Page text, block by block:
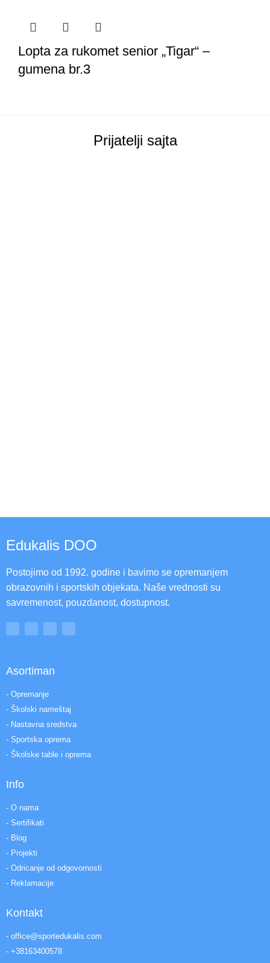
Lopta za rukomet senior „Tigar“ –
gumena br.3
Prijatelji sajta
Edukalis DOO
Postojimo od 1992. godine i bavimo se opremanjem
obrazovnih i sportskih objekata. Naše vrednosti su
savremenost, pouzdanost, dostupnost.
Asortiman
- Opremanje
- Školski nameštaj
- Nastavna sredstva
- Sportska oprema
- Školske table i oprema
Info
- O nama
- Sertifikati
- Blog
- Projekti
- Odricanje od odgovornosti
- Reklamacije
Kontakt
- office@sportedukalis.com
- +38163400578